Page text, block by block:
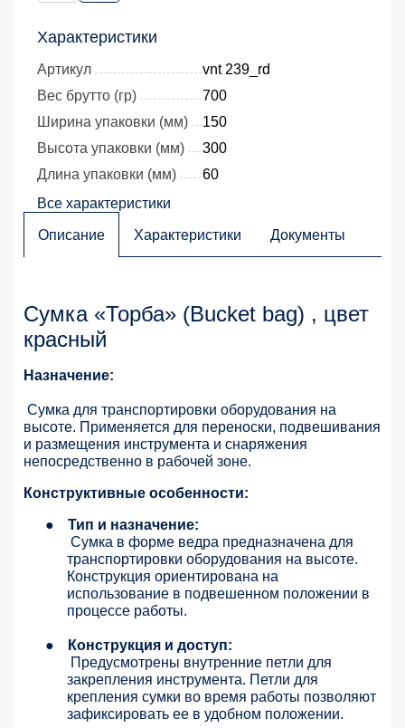
Характеристики
Артикул
vnt 239_rd
Вес брутто (гр)
700
Ширина упаковки (мм)
150
Высота упаковки (мм)
300
Длина упаковки (мм)
60
Все характеристики
Описание Характеристики Документы
Сумка «Торба» (Bucket bag) , цвет
красный
Назначение:
Сумка для транспортировки оборудования на
высоте. Применяется для переноски, подвешивания
и размещения инструмента и снаряжения
непосредственно в рабочей зоне.
Конструктивные особенности:
●
Тип и назначение:
Сумка в форме ведра предназначена для
транспортировки оборудования на высоте.
Конструкция ориентирована на
использование в подвешенном положении в
процессе работы.
●
Конструкция и доступ:
Предусмотрены внутренние петли для
закрепления инструмента. Петли для
крепления сумки во время работы позволяют
зафиксировать ее в удобном положении.